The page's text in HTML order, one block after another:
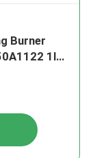
Burner
1lb